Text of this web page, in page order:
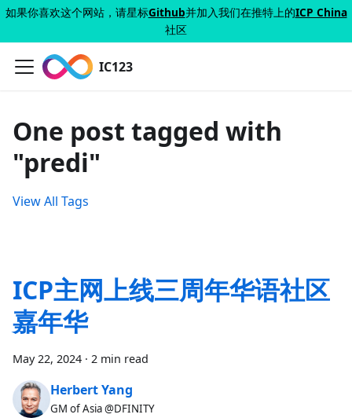
如果你喜欢这个网站，请星标Github并加入我们在推特上的ICP China
社区
IC123
One post tagged with
"predi"
View All Tags
ICP主网上线三周年华语社区
嘉年华
May 22, 2024 · 2 min read
Herbert Yang
GM of Asia @DFINITY